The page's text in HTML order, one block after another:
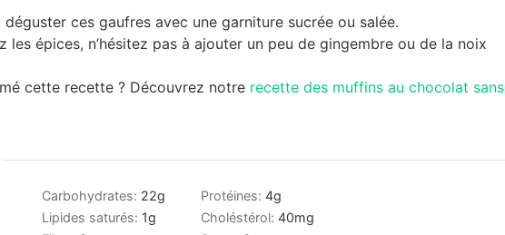
déguster ces gaufres avec une garniture sucrée ou salée.
les épices, n’hésitez pas à ajouter un peu de gingembre ou de la noix
cette recette ? Découvrez notre recette des muffins au chocolat sans
Carbohydrates: 22g Protéines: 4g
Lipides saturés: 1g Choléstérol: 40mg